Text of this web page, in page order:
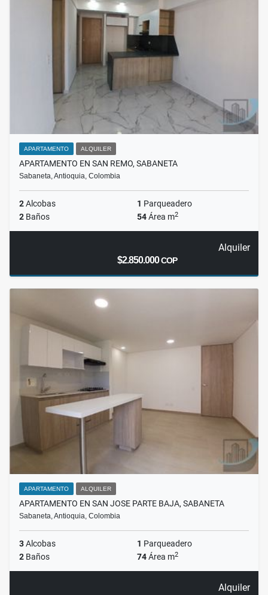
APARTAMENTO ALQUILER
APARTAMENTO EN SAN REMO, SABANETA
Sabaneta, Antioquia, Colombia
2Alcobas 1 Parqueadero
2 Baños 54Área m2
Alquiler
$2.850.000COP
APARTAMENTO ALQUILER
APARTAMENTO EN SAN JOSE PARTE BAJA, SABANETA
Sabaneta, Antioquia, Colombia
3Alcobas 1 Parqueadero
2 Baños 74Área m2
Alquiler